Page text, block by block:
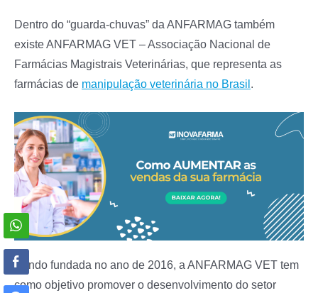
Dentro do “guarda-chuvas” da ANFARMAG também
existe ANFARMAG VET – Associação Nacional de
Farmácias Magistrais Veterinárias, que representa as
farmácias de manipulação veterinária no Brasil
Sendo fundada no ano de 2016, a ANFARMAG VET tem
como objetivo promover o desenvolvimento do setor